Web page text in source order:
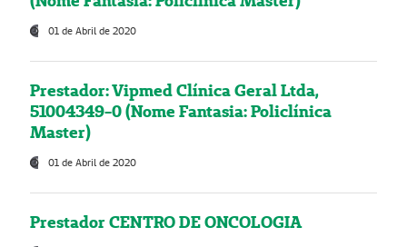
01 de Abril de 2020
Prestador: Vipmed Clínica Geral Ltda,
51004349-0 (Nome Fantasia: Policlínica
Master)
01 de Abril de 2020
Prestador CENTRO DE ONCOLOGIA